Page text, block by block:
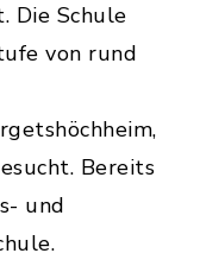
Die Schule
von rund
Bereits
und